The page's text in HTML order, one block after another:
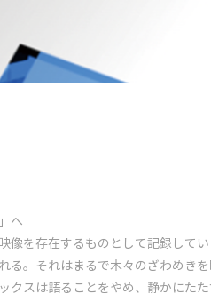
へ
像を存在するものとして記録して
る。それはまるで木々のざわめき
クスは語ることをやめ、静かにた